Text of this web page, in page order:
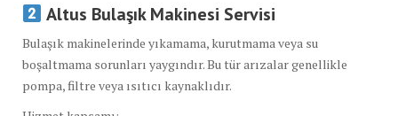
Altus Bulaşık Makinesi Servisi
Bulaşık makinelerinde yıkamama, kurutmama veya su
boşaltmama sorunları yaygındır. Bu tür arızalar genellikle
pompa, filtre veya ısıtıcı kaynaklıdır.